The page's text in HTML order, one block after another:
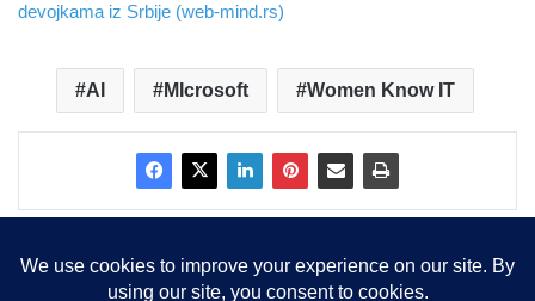
devojkama iz Srbije (web-mind.rs)
AI MIcrosoft Women Know IT
Copyright © 2015-2025, Sva prava zadržana | LBS Team d.o.o.